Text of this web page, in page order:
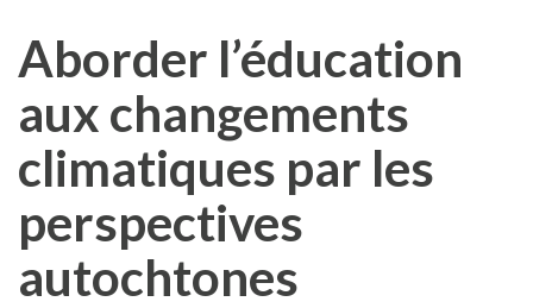
Aborder l’éducation
aux changements
climatiques par les
perspectives
autochtones